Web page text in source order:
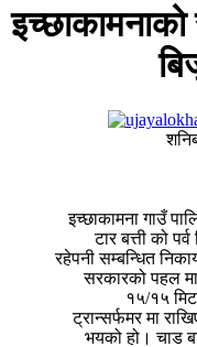
इच्छाकामना गाउँ
टार बत्ती को
रहेपनी सम्बन्धित
सरकारको पहल
१५/१५
ट्रान्सर्फमर मा
भयको हो। चाड